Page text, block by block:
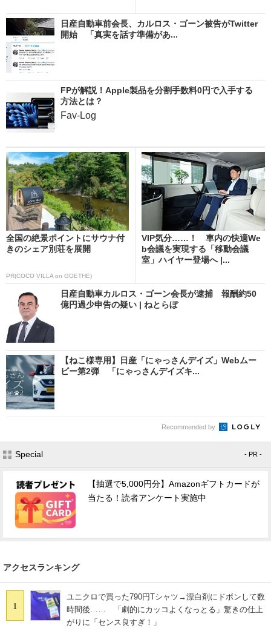
日産自動車前会長、カルロス・ゴーン被告がTwitter
開始 「真実を話す準備があ...
FPが解説！Apple製品を分割手数料0円で入手する
方法とは？
Fav-Log
全国の絶景ポイントにサウナ付
きのシェア別荘を展開
PR(COCO VILLA on GOETHE)
VIP気分……！ 車内の快適We
b会議を実現する「移動会議
室」ハイヤー登場へ |...
日産自動車カルロス・ゴーン会長が逮捕 報酬約50
億円過少申告の疑い | ねとらぼ
【ねこ様専用】日産「にゃっさんデイズ」Webムー
ビー第2弾 「にゃっさんデイズキ...
Recommended by
Special - PR -
【抽選で5,000円分】Amazonギフトカードが
当たる！読者アンケート実施中
アクセスランキング
1
ユニクロで買った790円Tシャツ→漂白剤にドボンして数
時間後…… 「劇的にカッコよくなっとる」驚きの仕上
がりに「センス良すぎ！」